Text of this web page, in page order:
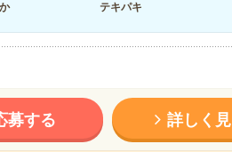
テキパキ
募する 詳しく